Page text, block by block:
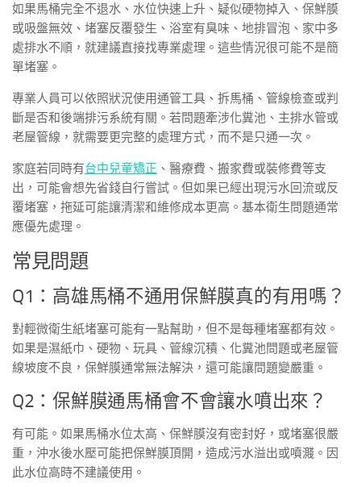
如果馬桶完全不退水、水位快速上升、疑似硬物掉入、保鮮膜
或吸盤無效、堵塞反覆發生、浴室有臭味、地排冒泡、家中多
處排水不順，就建議直接找專業處理。這些情況很可能不是簡
單堵塞。
專業人員可以依照狀況使用通管工具、拆馬桶、管線檢查或判
斷是否和後端排污系統有關。若問題牽涉化糞池、主排水管或
老屋管線，就需要更完整的處理方式，而不是只通一次。
家庭若同時有台中兒童矯正 、醫療費、搬家費或裝修費等支
出，可能會想先省錢自行嘗試。但如果已經出現污水回流或反
覆堵塞，拖延可能讓清潔和維修成本更高。基本衛生問題通常
應優先處理。
常見問題
Q1：高雄馬桶不通用保鮮膜真的有用嗎？
對輕微衛生紙堵塞可能有一點幫助，但不是每種堵塞都有效。
如果是濕紙巾、硬物、玩具、管線沉積、化糞池問題或老屋管
線坡度不良，保鮮膜通常無法解決，還可能讓問題變嚴重。
Q2：保鮮膜通馬桶會不會讓水噴出來？
有可能。如果馬桶水位太高、保鮮膜沒有密封好，或堵塞很嚴
重，沖水後水壓可能把保鮮膜頂開，造成污水溢出或噴濺。因
此水位高時不建議使用。